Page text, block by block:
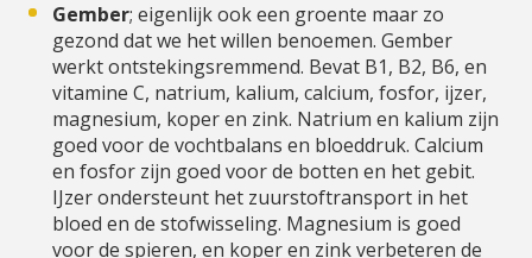
Gember; eigenlijk ook een groente maar zo
gezond dat we het willen benoemen. Gember
werkt ontstekingsremmend. Bevat B1, B2, B6, en
vitamine C, natrium, kalium, calcium, fosfor, ijzer,
magnesium, koper en zink. Natrium en kalium zijn
goed voor de vochtbalans en bloeddruk. Calcium
en fosfor zijn goed voor de botten en het gebit.
IJzer ondersteunt het zuurstoftransport in het
bloed en de stofwisseling. Magnesium is goed
voor de spieren, en koper en zink verbeteren de